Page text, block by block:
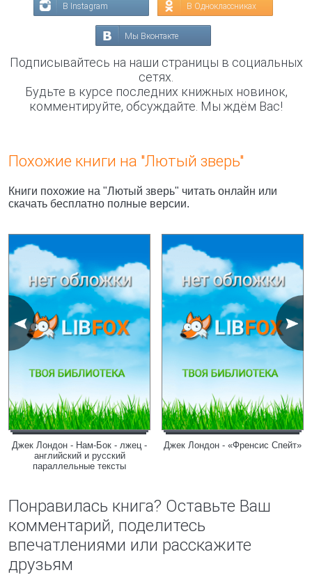
В Instagram В Одноклассниках
Мы Вконтакте
Подписывайтесь на наши страницы в социальных
сетях.
Будьте в курсе последних книжных новинок,
комментируйте, обсуждайте. Мы ждём Вас!
Похожие книги на "Лютый зверь"
Книги похожие на "Лютый зверь" читать онлайн или
скачать бесплатно полные версии.
Джек Лондон - Нам-Бок - лжец -
английский и русский
параллельные тексты
Джек Лондон - «Френсис Спейт»
Понравилась книга? Оставьте Ваш
комментарий, поделитесь
впечатлениями или расскажите
друзьям